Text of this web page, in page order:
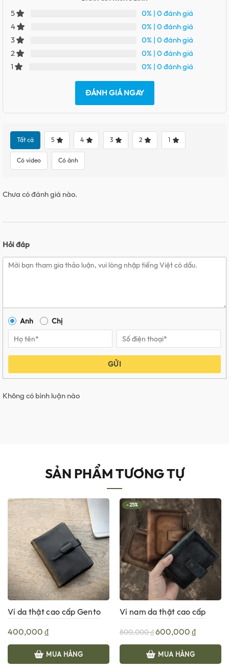
5 0% | 0 đánh giá
4
0% | 0 đánh giá
3
0% | 0 đánh giá
2
0% | 0 đánh giá
1
0% | 0 đánh giá
ĐÁNH GIÁ NGAY
Tất cả 5 4 3 2 1
Có video Có ảnh
Chưa có đánh giá nào.
Hỏi đáp
Anh Chị
GỬI
Không có bình luận nào
SẢN PHẨM TƯƠNG TỰ
Ví da thật cao cấp Gento
400,000₫
MUA HÀNG
-25%
Ví nam da thật cao cấp
800,000₫Giá
gốc
là:
600,000₫Giá
hiện
MUA HÀNG